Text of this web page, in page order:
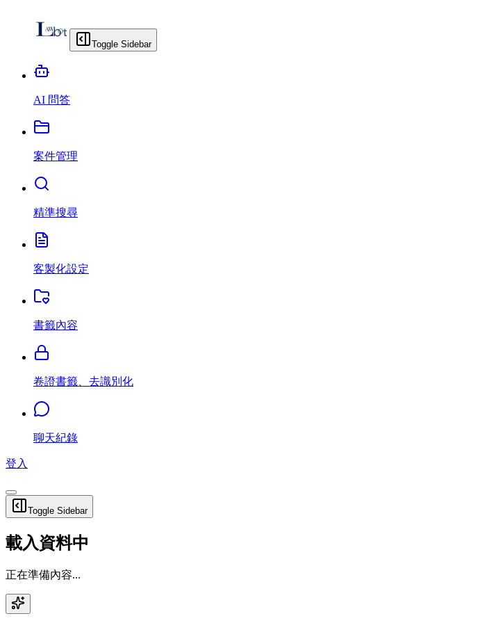
Toggle Sidebar
AI 問答
案件管理
精準搜尋
客製化設定
書籤內容
卷證書籤、去識別化
聊天紀錄
登入
Toggle Sidebar
載入資料中
正在準備內容...